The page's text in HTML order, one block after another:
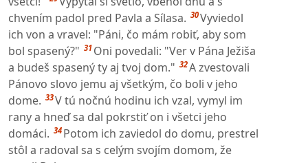
chvením padol pred Pavla a Sílasa. 30Vyviedol
ich von a vravel: "Páni, čo mám robiť, aby som
bol spasený?" 31 Oni povedali: "Ver v Pána Ježiša
a budeš spasený ty aj tvoj dom." 32A zvestovali
Pánovo slovo jemu aj všetkým, čo boli v jeho
dome. 33V tú nočnú hodinu ich vzal, vymyl im
rany a hneď sa dal pokrstiť on i všetci jeho
domáci. 34 Potom ich zaviedol do domu, prestrel
stôl a radoval sa s celým svojím domom, že